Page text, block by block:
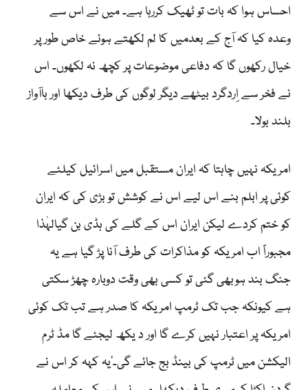
احساس ہوا کہ بات تو ٹھیک کررہا ہے۔ میں نے اس سے
وعدہ کیا کہ آج کے بعدمیں کا لم لکھتے ہوئے خاص طور پر
خیال رکھوں گا کہ دفاعی موضوعات پر کچھ نہ لکھوں۔ اس
نے فخر سے اِردگرد بیٹھے دیگر لوگوں کی طرف دیکھا اور باآواز
بلند بولا۔
امریکہ نہیں چاہتا کہ ایران مستقبل میں اسرائیل کیلئے
کوئی پر ابلم بنے اس لیے اس نے کوشش تو بڑی کی کہ ایران
کو ختم کردے لیکن ایران اس کے گلے کی ہڈی بن گیالہٰذا
مجبوراً اب امریکہ کو مذاکرات کی طرف آنا پڑ گیا ہے یہ
جنگ بند ہوبھی گئی تو کسی بھی وقت دوبارہ چھڑ سکتی
ہے کیونکہ جب تک ٹرمپ امریکہ کا صدر ہے تب تک کوئی
امریکہ پر اعتبار نہیں کرے گا اور د یکھ لیجئے گا مڈ ٹرم
الیکشن میں ٹرمپ کی بینڈ بج جائے گی۔‘یہ کہہ کر اس نے